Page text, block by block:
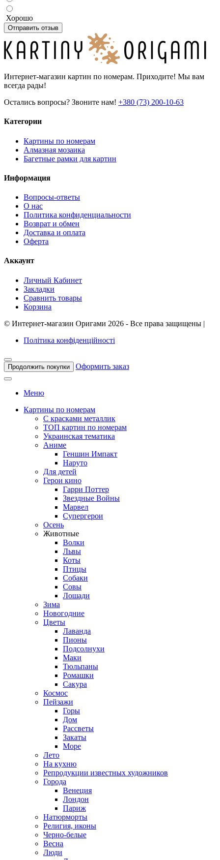
Хорошо
Отправить отзыв
Интернет-магазин картин по номерам. Приходите! Мы вам
всегда рады!
Остались вопросы? Звоните нам! +380 (73) 200-10-63
Категории
Картины по номерам
Алмазная мозаика
Багетные рамки для картин
Информация
Вопросы-ответы
О нас
Политика конфиденциальности
Возврат и обмен
Доставка и оплата
Оферта
Аккаунт
Личный Кабинет
Закладки
Сравнить товары
Корзина
© Интернет-магазин Оригами 2026 - Все права защищены |
Політика конфіденційності
Продолжить покупки Оформить заказ
Меню
Картины по номерам
С красками металлик
ТОП картин по номерам
Украинская тематика
Аниме
Геншин Импакт
Наруто
Для детей
Герои кино
Гарри Поттер
Звездные Войны
Марвел
Супергерои
Осень
Животные
Волки
Львы
Коты
Птицы
Собаки
Совы
Лошади
Зима
Новогодние
Цветы
Лаванда
Пионы
Подсолнухи
Маки
Тюльпаны
Ромашки
Сакура
Космос
Пейзажи
Горы
Дом
Рассветы
Закаты
Море
Лето
На кухню
Репродукции известных художников
Города
Венеция
Лондон
Париж
Натюрморты
Религия, иконы
Черно-белые
Весна
Люди